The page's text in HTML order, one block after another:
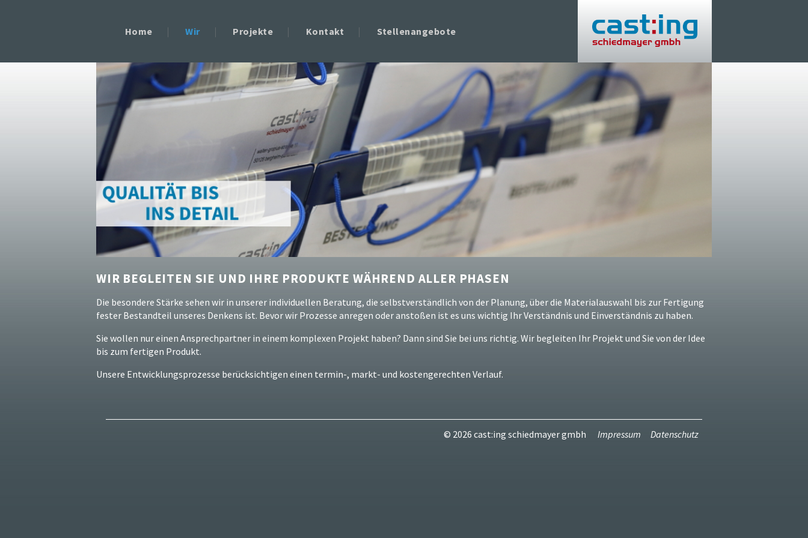
Home Wir Projekte Kontakt Stellenangebote
WIR BEGLEITEN SIE UND IHRE PRODUKTE WÄHREND ALLER PHASEN
Die besondere Stärke sehen wir in unserer individuellen Beratung, die selbstverständlich von der Planung, über die Materialauswahl bis zur Fertigung
fester Bestandteil unseres Denkens ist. Bevor wir Prozesse anregen oder anstoßen ist es uns wichtig Ihr Verständnis und Einverständnis zu haben.
Sie wollen nur einen Ansprechpartner in einem komplexen Projekt haben? Dann sind Sie bei uns richtig. Wir begleiten Ihr Projekt und Sie von der Idee
bis zum fertigen Produkt.
Unsere Entwicklungsprozesse berücksichtigen einen termin-, markt- und kostengerechten Verlauf.
© 2026 cast:ing schiedmayer gmbh Impressum Datenschutz